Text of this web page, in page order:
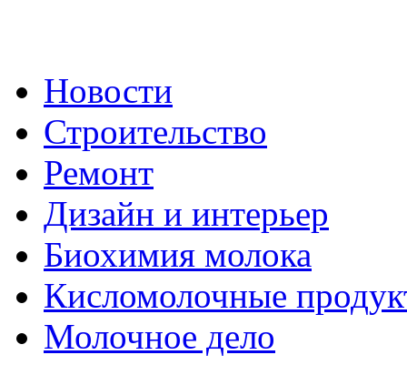
Новости
Строительство
Ремонт
Дизайн и интерьер
Биохимия молока
Кисломолочные
Молочное дело